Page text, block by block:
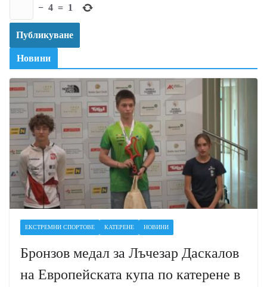
− 4 = 1
Новини
ЕКСТРЕМНИ СПОРТОВЕ КАТЕРЕНЕ НОВИНИ
Бронзов медал за Лъчезар Даскалов
на Европейската купа по катерене в